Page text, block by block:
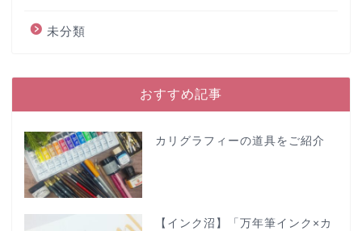
未分類
おすすめ記事
カリグラフィーの道具をご紹介
【インク沼】「万年筆インク×カ